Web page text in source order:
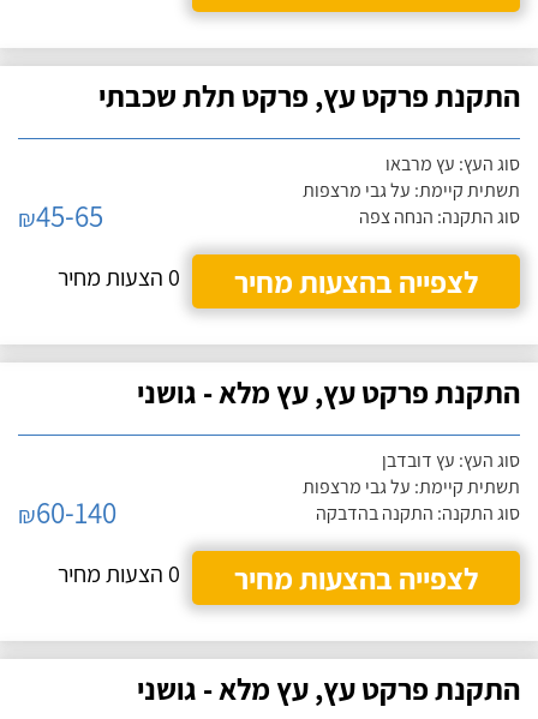
התקנת פרקט עץ, פרקט תלת שכבתי
סוג העץ: עץ מרבאו
תשתית קיימת: על גבי מרצפות
סוג התקנה: הנחה צפה
₪45-65
לצפייה בהצעות מחיר
0 הצעות מחיר
התקנת פרקט עץ, עץ מלא - גושני
סוג העץ: עץ דובדבן
תשתית קיימת: על גבי מרצפות
סוג התקנה: התקנה בהדבקה
₪60-140
לצפייה בהצעות מחיר
0 הצעות מחיר
התקנת פרקט עץ, עץ מלא - גושני